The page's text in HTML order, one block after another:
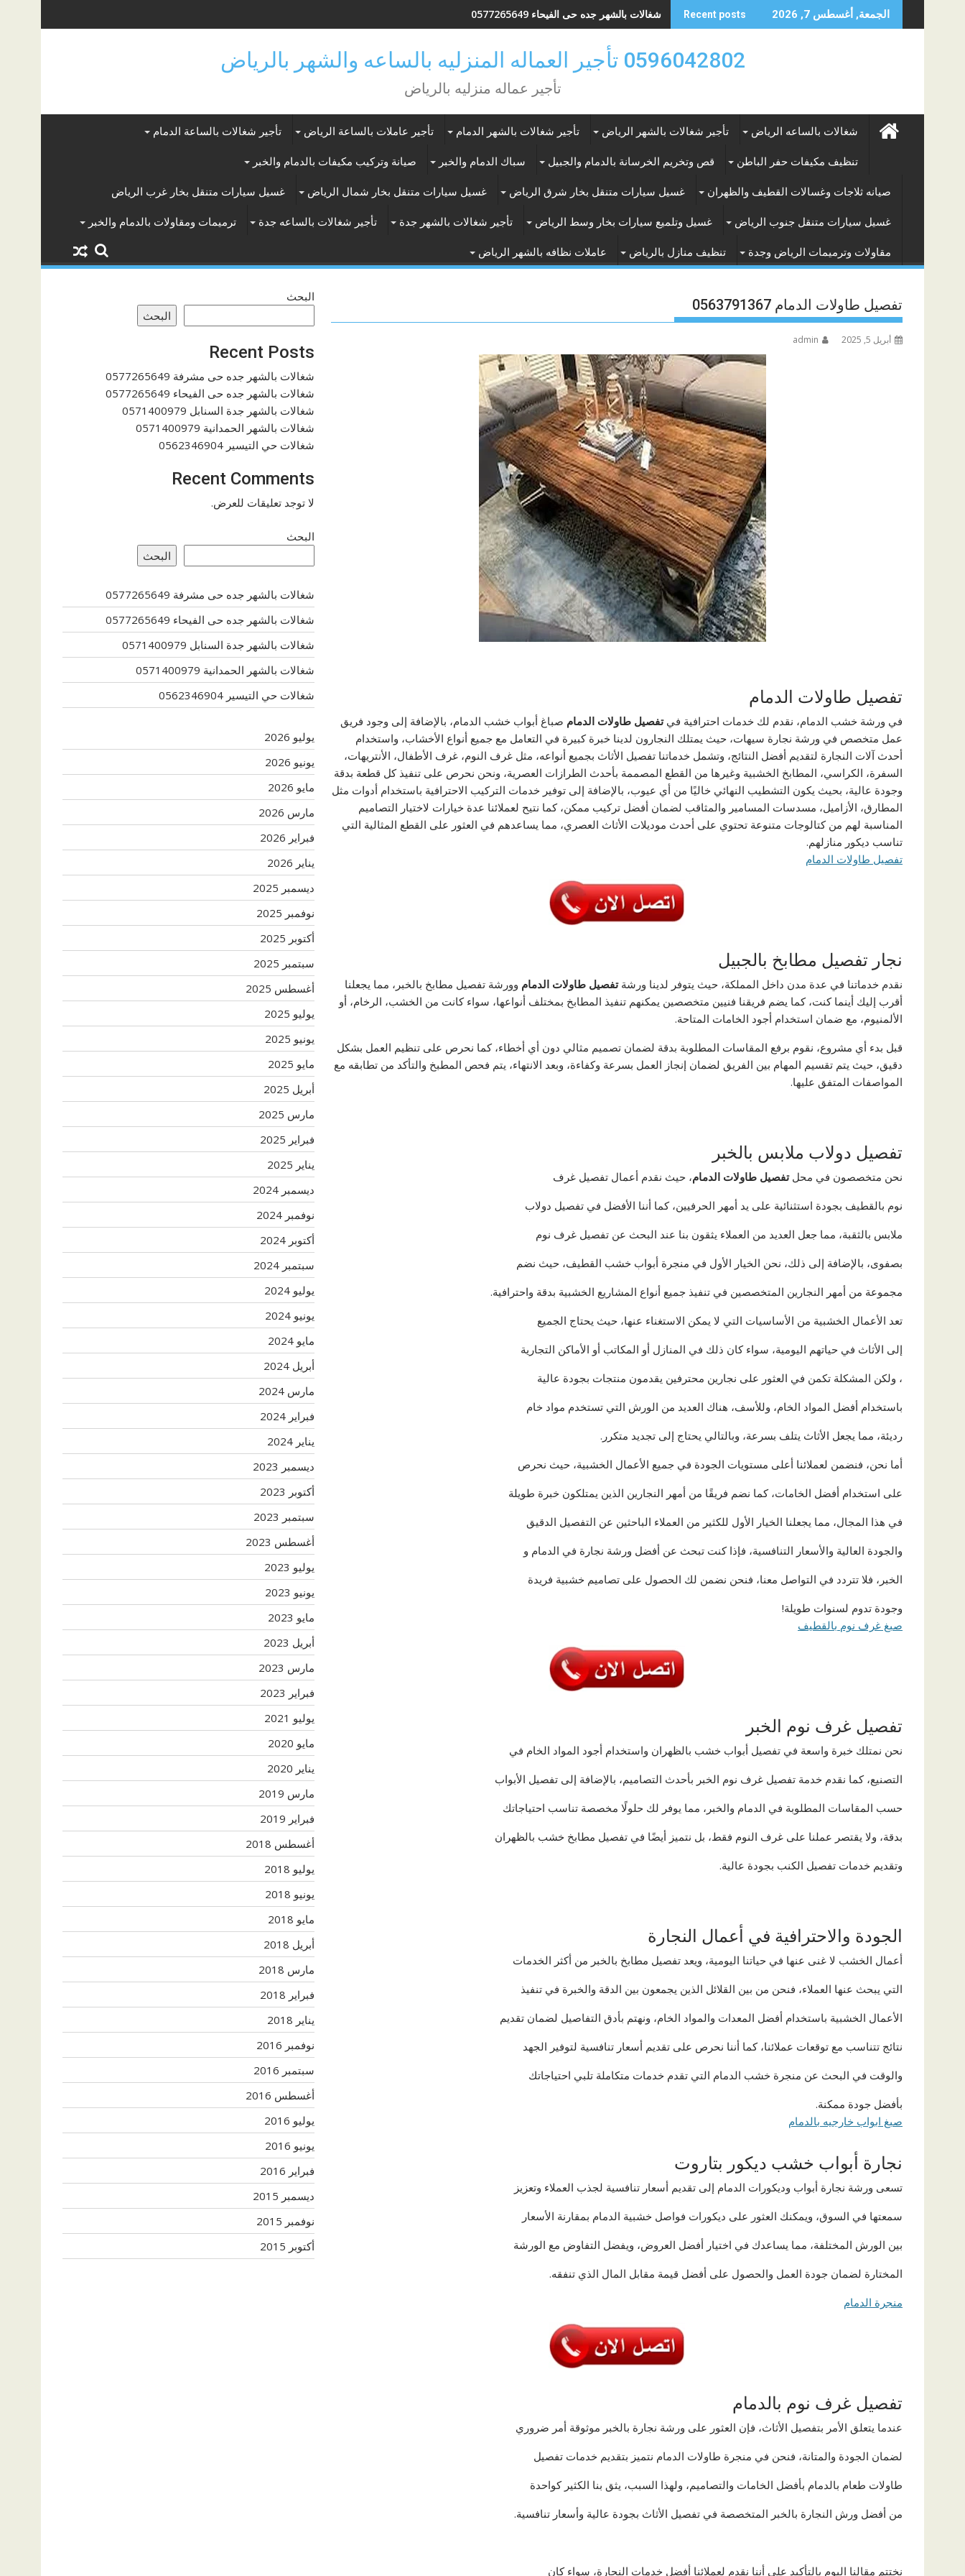
to
الجمعة, أغسطس 7, 2026 Recent posts شغالات بالشهر جده حى الفيحاء 0577265649
0596042802 تأجير العماله المنزليه بالساعه والشهر بالرياض
تأجير عماله منزليه بالرياض
شغالات بالساعه الرياض تأجير شغالات بالشهر الرياض تأجير شغالات بالشهر الدمام تأجير عاملات بالساعة الرياض تأجير شغالات بالساعة الدمام
تنظيف مكيفات حفر الباطن قص وتخريم الخرسانة بالدمام والجبيل سباك الدمام والخبر صيانة وتركيب مكيفات بالدمام والخبر
صيانه ثلاجات وغسالات القطيف والظهران غسيل سيارات متنقل بخار شرق الرياض غسيل سيارات متنقل بخار شمال الرياض غسيل سيارات متنقل بخار غرب الرياض
غسيل سيارات متنقل جنوب الرياض غسيل وتلميع سيارات بخار وسط الرياض تأجير شغالات بالشهر جدة تأجير شغالات بالساعه جدة ترميمات ومقاولات بالدمام والخبر
مقاولات وترميمات الرياض وجدة تنظيف منازل بالرياض عاملات نظافه بالشهر الرياض
تفصيل طاولات الدمام 0563791367
أبريل 5, 2025 admin
تفصيل طاولات الدمام
في ورشة خشب الدمام، نقدم لك خدمات احترافية فيتفصيل طاولات الدمام صباغ أبواب خشب الدمام، بالإضافة إلى وجود فريق
عمل متخصص في ورشة نجارة سيهات، حيث يمتلك النجارون لدينا خبرة كبيرة في التعامل مع جميع أنواع الأخشاب، واستخدام
أحدث آلات النجارة لتقديم أفضل النتائج، وتشمل خدماتنا تفصيل الأثاث بجميع أنواعه، مثل غرف النوم، غرف الأطفال، الأنتريهات،
السفرة، الكراسي، المطابخ الخشبية وغيرها من القطع المصممة بأحدث الطرازات العصرية، ونحن نحرص على تنفيذ كل قطعة بدقة
وجودة عالية، بحيث يكون التشطيب النهائي خاليًا من أي عيوب، بالإضافة إلى توفير خدمات التركيب الاحترافية باستخدام أدوات مثل
المطارق، الأزاميل، مسدسات المسامير والمثاقب لضمان أفضل تركيب ممكن، كما نتيح لعملائنا عدة خيارات لاختيار التصاميم
المناسبة لهم من كتالوجات متنوعة تحتوي على أحدث موديلات الأثاث العصري، مما يساعدهم في العثور على القطع المثالية التي
تناسب ديكور منازلهم.
تفصيل طاولات الدمام
نجار تفصيل مطابخ بالجبيل
نقدم خدماتنا في عدة مدن داخل المملكة، حيث يتوفر لدينا ورشةتفصيل طاولات الدمام وورشة تفصيل مطابخ بالخبر، مما يجعلنا
أقرب إليك أينما كنت، كما يضم فريقنا فنيين متخصصين يمكنهم تنفيذ المطابخ بمختلف أنواعها، سواء كانت من الخشب، الرخام، أو
الألمنيوم، مع ضمان استخدام أجود الخامات المتاحة.
قبل بدء أي مشروع، نقوم برفع المقاسات المطلوبة بدقة لضمان تصميم مثالي دون أي أخطاء، كما نحرص على تنظيم العمل بشكل
دقيق، حيث يتم تقسيم المهام بين الفريق لضمان إنجاز العمل بسرعة وكفاءة، وبعد الانتهاء، يتم فحص المطبخ والتأكد من تطابقه مع
المواصفات المتفق عليها.
تفصيل دولاب ملابس بالخبر
نحن متخصصون في محلتفصيل طاولات الدمام، حيث نقدم أعمال تفصيل غرف
نوم بالقطيف بجودة استثنائية على يد أمهر الحرفيين، كما أننا الأفضل في تفصيل دولاب
ملابس بالثقبة، مما جعل العديد من العملاء يثقون بنا عند البحث عن تفصيل غرف نوم
بصفوى، بالإضافة إلى ذلك، نحن الخيار الأول في منجرة أبواب خشب القطيف، حيث نضم
مجموعة من أمهر النجارين المتخصصين في تنفيذ جميع أنواع المشاريع الخشبية بدقة واحترافية.
تعد الأعمال الخشبية من الأساسيات التي لا يمكن الاستغناء عنها، حيث يحتاج الجميع
إلى الأثاث في حياتهم اليومية، سواء كان ذلك في المنازل أو المكاتب أو الأماكن التجارية
، ولكن المشكلة تكمن في العثور على نجارين محترفين يقدمون منتجات بجودة عالية
باستخدام أفضل المواد الخام، وللأسف، هناك العديد من الورش التي تستخدم مواد خام
رديئة، مما يجعل الأثاث يتلف بسرعة، وبالتالي يحتاج إلى تجديد متكرر.
أما نحن، فنضمن لعملائنا أعلى مستويات الجودة في جميع الأعمال الخشبية، حيث نحرص
على استخدام أفضل الخامات، كما نضم فريقًا من أمهر النجارين الذين يمتلكون خبرة طويلة
في هذا المجال، مما يجعلنا الخيار الأول للكثير من العملاء الباحثين عن التفصيل الدقيق
والجودة العالية والأسعار التنافسية، فإذا كنت تبحث عن أفضل ورشة نجارة في الدمام و
الخبر، فلا تتردد في التواصل معنا، فنحن نضمن لك الحصول على تصاميم خشبية فريدة
وجودة تدوم لسنوات طويلة!
صبغ غرف نوم بالقطيف
تفصيل غرف نوم الخبر
نحن نمتلك خبرة واسعة في تفصيل أبواب خشب بالظهران واستخدام أجود المواد الخام في
التصنيع، كما نقدم خدمة تفصيل غرف نوم الخبر بأحدث التصاميم، بالإضافة إلى تفصيل الأبواب
حسب المقاسات المطلوبة في الدمام والخبر، مما يوفر لك حلولًا مخصصة تناسب احتياجاتك
بدقة، ولا يقتصر عملنا على غرف النوم فقط، بل نتميز أيضًا في تفصيل مطابخ خشب بالظهران
وتقديم خدمات تفصيل الكنب بجودة عالية.
الجودة والاحترافية في أعمال النجارة
أعمال الخشب لا غنى عنها في حياتنا اليومية، ويعد تفصيل مطابخ بالخبر من أكثر الخدمات
التي يبحث عنها العملاء، فنحن من بين القلائل الذين يجمعون بين الدقة والخبرة في تنفيذ
الأعمال الخشبية باستخدام أفضل المعدات والمواد الخام، ونهتم بأدق التفاصيل لضمان تقديم
نتائج تتناسب مع توقعات عملائنا، كما أننا نحرص على تقديم أسعار تنافسية لتوفير الجهد
والوقت في البحث عن منجرة خشب الدمام التي تقدم خدمات متكاملة تلبي احتياجاتك
بأفضل جودة ممكنة.
صبغ ابواب خارجيه بالدمام
نجارة أبواب خشب ديكور بتاروت
تسعى ورشة نجارة أبواب وديكورات الدمام إلى تقديم أسعار تنافسية لجذب العملاء وتعزيز
سمعتها في السوق، ويمكنك العثور على ديكورات فواصل خشبية الدمام بمقارنة الأسعار
بين الورش المختلفة، مما يساعدك في اختيار أفضل العروض، ويفضل التفاوض مع الورشة
المختارة لضمان جودة العمل والحصول على أفضل قيمة مقابل المال الذي تنفقه.
منجرة الدمام
تفصيل غرف نوم بالدمام
عندما يتعلق الأمر بتفصيل الأثاث، فإن العثور على ورشة نجارة بالخبر موثوقة أمر ضروري
لضمان الجودة والمتانة، فنحن في منجرة طاولات الدمام نتميز بتقديم خدمات تفصيل
طاولات طعام بالدمام بأفضل الخامات والتصاميم، ولهذا السبب، يثق بنا الكثير كواحدة
من أفضل ورش النجارة بالخبر المتخصصة في تفصيل الأثاث بجودة عالية وأسعار تنافسية.
نختتم مقالنا اليوم بالتأكيد على أننا نقدم لعملائنا أفضل خدمات النجارة، سواء كان
البحث
البحث
Recent Posts
شغالات بالشهر جده حى مشرفة 0577265649
شغالات بالشهر جده حى الفيحاء 0577265649
شغالات بالشهر جدة السنابل 0571400979
شغالات بالشهر الحمدانية 0571400979
شغالات حي التيسير 0562346904
Recent Comments
لا توجد تعليقات للعرض.
البحث
البحث
شغالات بالشهر جده حى مشرفة 0577265649
شغالات بالشهر جده حى الفيحاء 0577265649
شغالات بالشهر جدة السنابل 0571400979
شغالات بالشهر الحمدانية 0571400979
شغالات حي التيسير 0562346904
يوليو 2026
يونيو 2026
مايو 2026
مارس 2026
فبراير 2026
يناير 2026
ديسمبر 2025
نوفمبر 2025
أكتوبر 2025
سبتمبر 2025
أغسطس 2025
يوليو 2025
يونيو 2025
مايو 2025
أبريل 2025
مارس 2025
فبراير 2025
يناير 2025
ديسمبر 2024
نوفمبر 2024
أكتوبر 2024
سبتمبر 2024
يوليو 2024
يونيو 2024
مايو 2024
أبريل 2024
مارس 2024
فبراير 2024
يناير 2024
ديسمبر 2023
أكتوبر 2023
سبتمبر 2023
أغسطس 2023
يوليو 2023
يونيو 2023
مايو 2023
أبريل 2023
مارس 2023
فبراير 2023
يوليو 2021
مايو 2020
يناير 2020
مارس 2019
فبراير 2019
أغسطس 2018
يوليو 2018
يونيو 2018
مايو 2018
أبريل 2018
مارس 2018
فبراير 2018
يناير 2018
نوفمبر 2016
سبتمبر 2016
أغسطس 2016
يوليو 2016
يونيو 2016
فبراير 2016
ديسمبر 2015
نوفمبر 2015
أكتوبر 2015